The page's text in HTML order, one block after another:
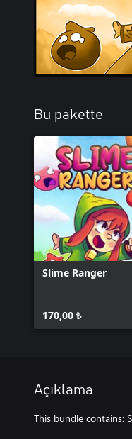
Bu pakette
Slime Ranger
170,00 ₺
Açıklama
This bundle contains: